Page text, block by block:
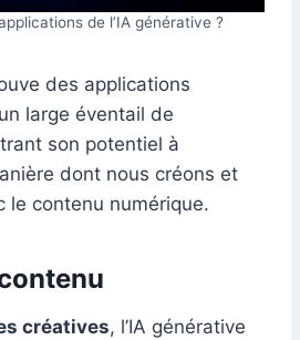
de l’IA générative ?
des applications
large éventail de
son potentiel à
dont nous créons et
le contenu numérique.
créatives, l’IA générative